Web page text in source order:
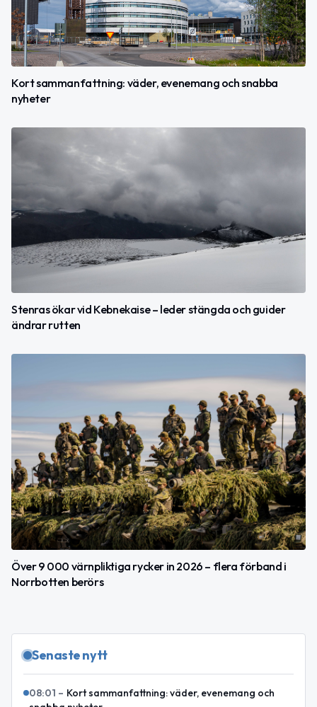
Kort sammanfattning: väder, evenemang och snabba
nyheter
Stenras ökar vid Kebnekaise – leder stängda och guider
ändrar rutten
Över 9 000 värnpliktiga rycker in 2026 – flera förband i
Norrbotten berörs
Senaste nytt
08:01 – Kort sammanfattning: väder, evenemang och